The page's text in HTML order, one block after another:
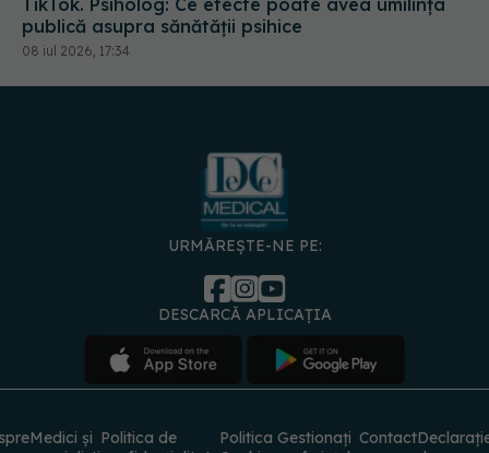
TikTok. Psiholog: Ce efecte poate avea umilința
publică asupra sănătății psihice
08 iul 2026, 17:34
URMĂREȘTE-NE PE:
DESCARCĂ APLICAȚIA
Medici și Politica de
Politica Gestionați Contact